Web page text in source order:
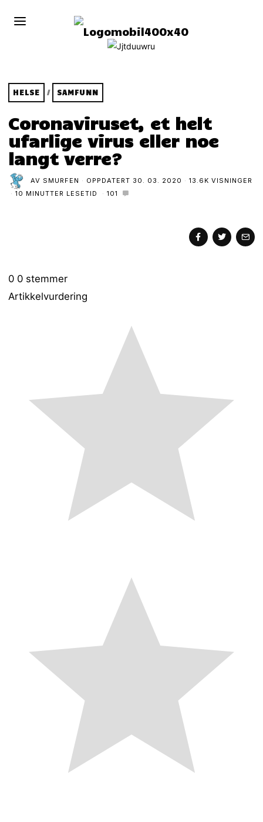
HELSE / SAMFUNN
Coronaviruset, et helt
ufarlige virus eller noe
langt verre?
AV SMURFEN OPPDATERT 30. 03. 2020
13.6K VISNINGER
10 MINUTTER LESETID
101
0 0 stemmer
Artikkelvurdering